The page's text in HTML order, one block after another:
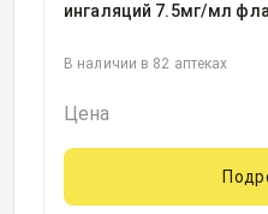
ингаляций 7.5мг/мл
стаканчиком
В наличии в 82 аптеках
Цена